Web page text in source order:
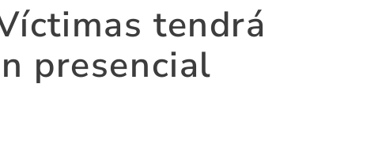
tendrá
presencial